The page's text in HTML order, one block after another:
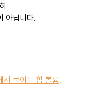
아닙니다.
보이는 힙 볼륨,